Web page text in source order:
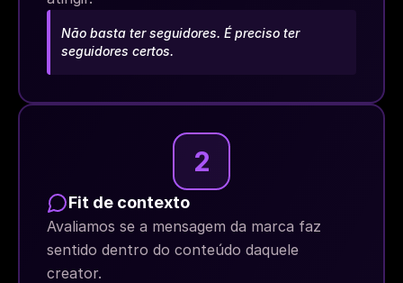
Não basta ter seguidores. É preciso ter
seguidores certos.
2
Fit de contexto
Avaliamos se a mensagem da marca faz
sentido dentro do conteúdo daquele
creator.